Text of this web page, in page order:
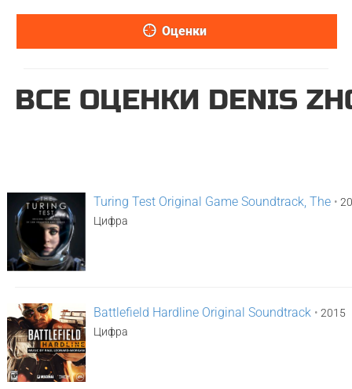
Оценки
ВСЕ ОЦЕНКИ DENIS
Turing Test Original Game Soundtrack, The •
Цифра
Battlefield Hardline Original Soundtrack • 2015
Цифра